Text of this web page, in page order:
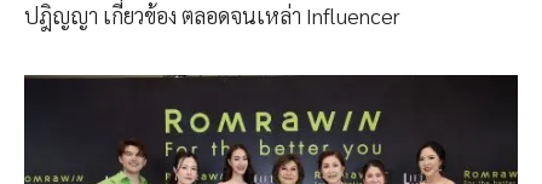
ปฎิญญา เกี่ยวข้อง ตลอดจนเหล่า Influencer